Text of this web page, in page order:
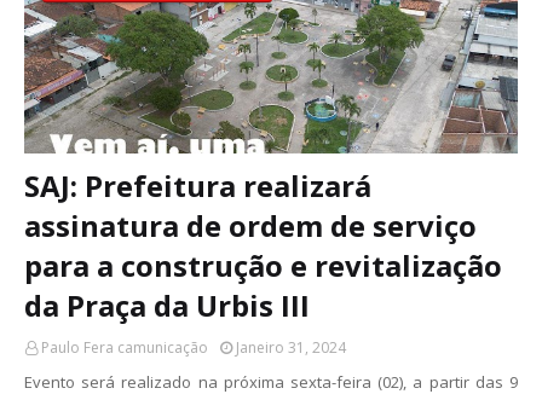
SAJ: Prefeitura realizará
assinatura de ordem de serviço
para a construção e revitalização
da Praça da Urbis III
Paulo Fera camunicação Janeiro 31, 2024
Evento será realizado na próxima sexta-feira (02), a partir das 9